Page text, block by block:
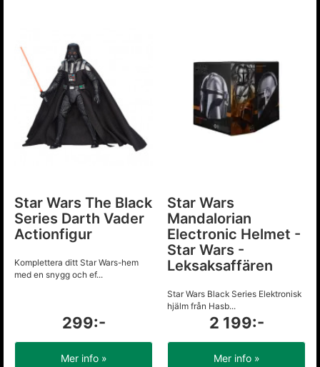
Star Wars The Black
Series Darth Vader
Actionfigur
Komplettera ditt Star Wars-hem
med en snygg och ef...
299:-
Mer info »
Star Wars
Mandalorian
Electronic Helmet -
Star Wars -
Leksaksaffären
Star Wars Black Series Elektronisk
hjälm från Hasb...
2 199:-
Mer info »